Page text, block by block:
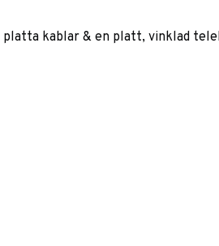
kablar & en platt, vinklad